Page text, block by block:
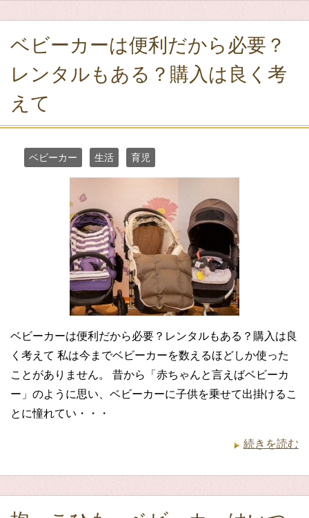
ベビーカーは便利だから必要？
レンタルもある？購入は良く考
えて
ベビーカー 生活 育児
ベビーカーは便利だから必要？レンタルもある？購入は良
く考えて 私は今までベビーカーを数えるほどしか使った
ことがありません。 昔から「赤ちゃんと言えばベビーカ
ー」のように思い、ベビーカーに子供を乗せて出掛けるこ
とに憧れてい・・・
続きを読む